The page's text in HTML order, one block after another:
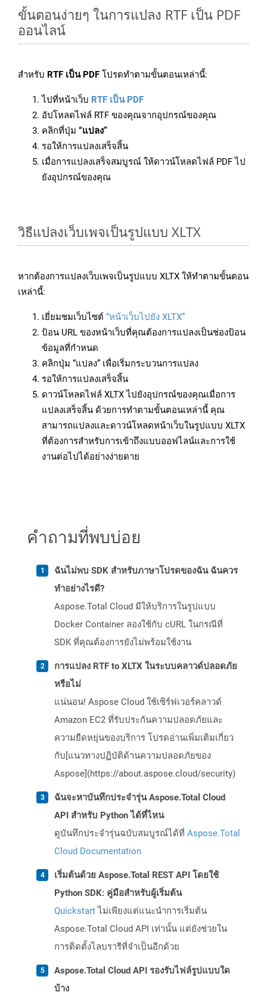
ขั้นตอนง่ายๆ ในการแปลง RTF เป็น PDF
ออนไลน์
สำหรับ RTF เป็น PDF โปรดทำตามขั้นตอนเหล่านี้:
ไปที่หน้าเว็บ RTF เป็น PDF
อัปโหลดไฟล์ RTF ของคุณจากอุปกรณ์ของคุณ
คลิกที่ปุ่ม “แปลง”
รอให้การแปลงเสร็จสิ้น
เมื่อการแปลงเสร็จสมบูรณ์ ให้ดาวน์โหลดไฟล์ PDF ไป
ยังอุปกรณ์ของคุณ
วิธีแปลงเว็บเพจเป็นรูปแบบ XLTX
หากต้องการแปลงเว็บเพจเป็นรูปแบบ XLTX ให้ทำตามขั้นตอน
เหล่านี้:
เยี่ยมชมเว็บไซต์ “หน้าเว็บไปยัง XLTX”
ป้อน URL ของหน้าเว็บที่คุณต้องการแปลงเป็นช่องป้อน
ข้อมูลที่กำหนด
คลิกปุ่ม “แปลง” เพื่อเริ่มกระบวนการแปลง
รอให้การแปลงเสร็จสิ้น
ดาวน์โหลดไฟล์ XLTX ไปยังอุปกรณ์ของคุณเมื่อการ
แปลงเสร็จสิ้น ด้วยการทำตามขั้นตอนเหล่านี้ คุณ
สามารถแปลงและดาวน์โหลดหน้าเว็บในรูปแบบ XLTX
ที่ต้องการสำหรับการเข้าถึงแบบออฟไลน์และการใช้
งานต่อไปได้อย่างง่ายดาย
คำถามที่พบบ่อย
ฉันไม่พบ SDK สำหรับภาษาโปรดของฉัน ฉันควร
ทำอย่างไรดี?
Aspose.Total Cloud มีให้บริการในรูปแบบ
Docker Container ลองใช้กับ cURL ในกรณีที่
SDK ที่คุณต้องการยังไม่พร้อมใช้งาน
การแปลง RTF to XLTX ในระบบคลาวด์ปลอดภัย
หรือไม่
แน่นอน! Aspose Cloud ใช้เซิร์ฟเวอร์คลาวด์
Amazon EC2 ที่รับประกันความปลอดภัยและ
ความยืดหยุ่นของบริการ โปรดอ่านเพิ่มเติมเกี่ยว
กับ[แนวทางปฏิบัติด้านความปลอดภัยของ
Aspose](https://about.aspose.cloud/security)
ฉันจะหาบันทึกประจำรุ่น Aspose.Total Cloud
API สำหรับ Python ได้ที่ไหน
ดูบันทึกประจำรุ่นฉบับสมบูรณ์ได้ที่ Aspose.Total
Cloud Documentation
เริ่มต้นด้วย Aspose.Total REST API โดยใช้
Python SDK: คู่มือสำหรับผู้เริ่มต้น
Quickstartไม่เพียงแต่แนะนำการเริ่มต้น
Aspose.Total Cloud API เท่านั้น แต่ยังช่วยใน
การติดตั้งไลบรารีที่จำเป็นอีกด้วย
Aspose.Total Cloud API รองรับไฟล์รูปแบบใด
บ้าง